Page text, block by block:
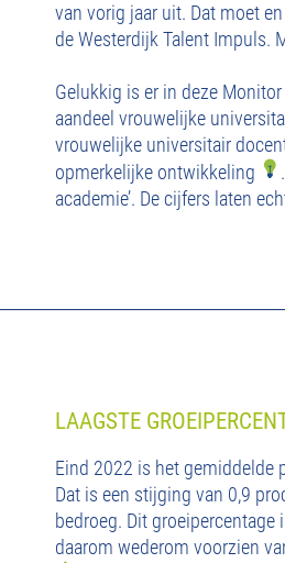
van vorig jaar uit. Dat moet
de Westerdijk Talent Impuls.
Gelukkig is er in deze
aandeel vrouwelijke
vrouwelijke universitair
opmerkelijke ontwikkeling
academie’. De cijfers laten
LAAGSTE
Eind 2022 is het gemiddelde
Dat is een stijging van 0,9
bedroeg. Dit
daarom wederom voorzien